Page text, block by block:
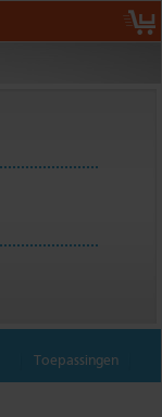
Toepassingen